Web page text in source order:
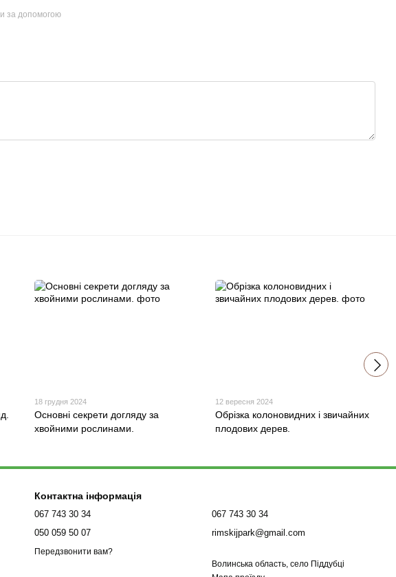
за допомогою
18 грудня 2024
Основні секрети догляду за
хвойними рослинами.
12 вересня 2024
Обрізка колоновидних і звичайних
плодових дерев.
Контактна інформація
067 743 30 34
050 059 50 07
Передзвонити вам?
067 743 30 34
rimskijpark@gmail.com
Волинська область, село Піддубці